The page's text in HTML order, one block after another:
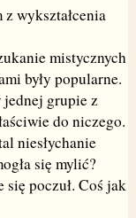
z wykształcenia
mistycznych
były popularne.
jednej grupie z
do niczego.
niesłychanie
się mylić?
poczuł. Coś jak